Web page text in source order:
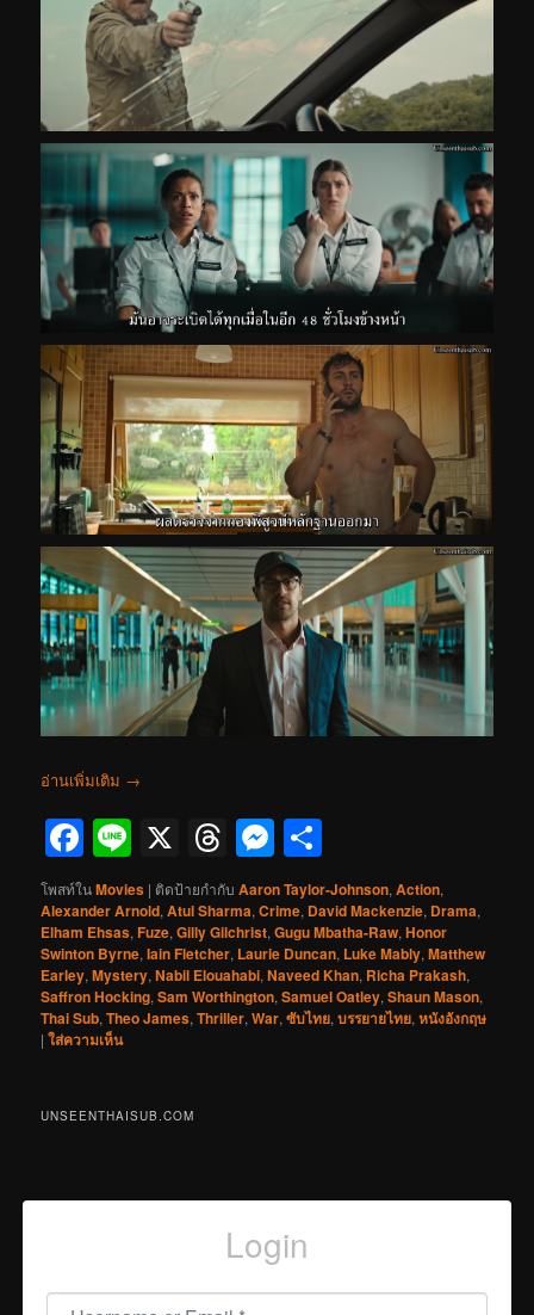
อ่านเพิ่มเติม →
Facebook
Line
X Threads
Messenger
โพสท์ในMovies | ติดป้ายกำกับ Aaron Taylor-Johnson,Action,
Alexander Arnold,Atul Sharma,Crime, David Mackenzie, Drama,
Elham Ehsas,Fuze,Gilly Gilchrist,Gugu Mbatha-Raw,Honor
Swinton Byrne,Iain Fletcher, Laurie Duncan, Luke Mably,Matthew
Earley,Mystery,Nabil Elouahabi,Naveed Khan, Richa Prakash,
Saffron Hocking,Sam Worthington,Samuel Oatley,Shaun Mason,
Thai Sub,Theo James,Thriller,War,ซับไทย,บรรยายไทย,หนังอังกฤษ
|ใส่ความเห็น
UNSEENTHAISUB.COM
Login
Username or Email